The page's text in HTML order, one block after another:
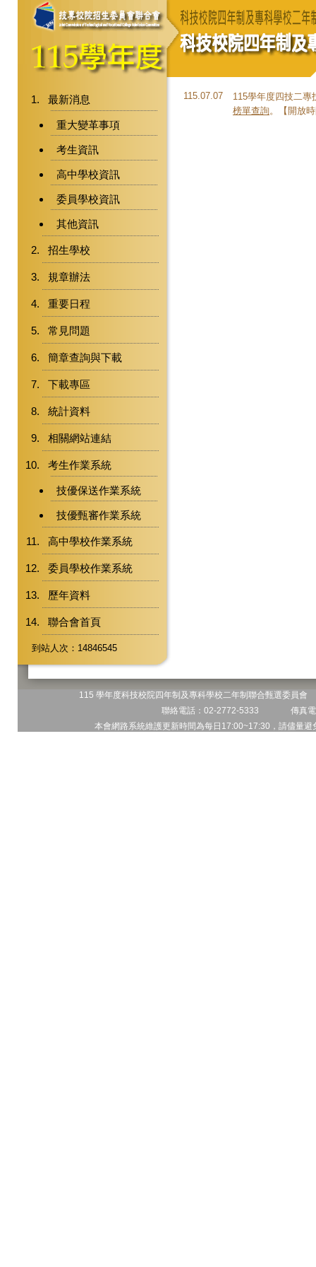
最新消息
重大變革事項
考生資訊
高中學校資訊
委員學校資訊
其他資訊
招生學校
規章辦法
重要日程
常見問題
簡章查詢與下載
下載專區
統計資料
相關網站連結
考生作業系統
技優保送作業系統
技優甄審作業系統
高中學校作業系統
委員學校作業系統
歷年資料
聯合會首頁
到站人次：14846545
115.07.07
115學年度四技二專
榜單查詢。【開放
115 學年度科技校院四年制及專科學校二年制聯合甄選委員
聯絡電話：02-2772-5333 傳真
本會網路系統維護更新時間為每日17:00~17:30，請儘量